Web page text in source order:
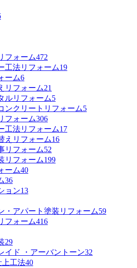
フォーム472
工法リフォーム19
ーム6
リフォーム21
ルリフォーム5
ンクリートリフォーム5
フォーム306
工法リフォーム17
えリフォーム16
リフォーム52
リフォーム199
ーム40
36
ョン13
・アパート塗装リフォーム59
フォーム416
29
イド ・アーバントーン32
上工法40